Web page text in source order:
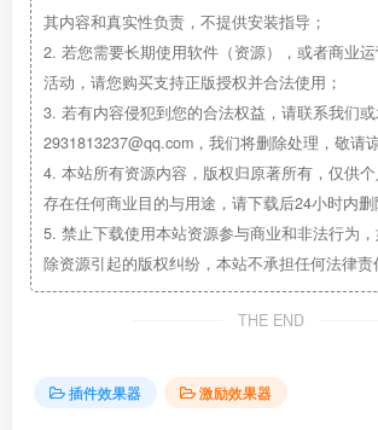
其内容和真实性负责，不提供安装指导；
2. 若您需要长期使用软件（资源），或者商业
活动，请您购买支持正版授权并合法使用；
3. 若有内容侵犯到您的合法权益，请联系我们或
2931813237@qq.com，我们将删除处理，敬请
4. 本站所有资源内容，版权归原著所有，仅供
存在任何商业目的与用途，请下载后24小时内删
5. 禁止下载使用本站资源参与商业和非法行为
除资源引起的版权纠纷，本站不承担任何法律责
THE END
插件效果器 激励效果器